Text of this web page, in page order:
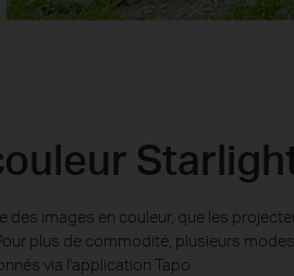
images en couleur, que les
plus de commodité, plusieurs
via l'application Tapo.